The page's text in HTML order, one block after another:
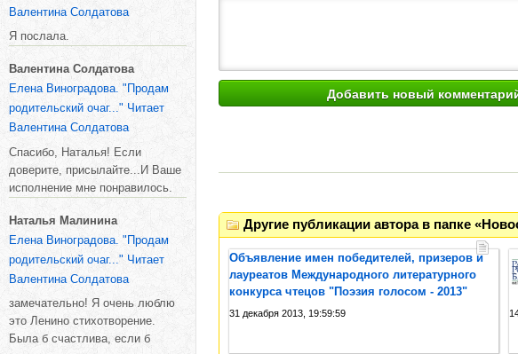
Валентина Солдатова
Я послала.
Валентина Солдатова
Елена Виноградова. "Продам
родительский очаг..." Читает
Валентина Солдатова
Спасибо, Наталья! Если
доверите, присылайте...И Ваше
исполнение мне понравилось.
Наталья Малинина
Елена Виноградова. "Продам
родительский очаг..." Читает
Валентина Солдатова
замечательно! Я очень люблю
это Ленино стихотворение.
Была б счастлива, если б
Другие публикации автора в папке
Объявление имен победителей, призеров и
лауреатов Международного литературного
конкурса чтецов "Поэзия голосом - 2013"
31 декабря 2013, 19:59:59